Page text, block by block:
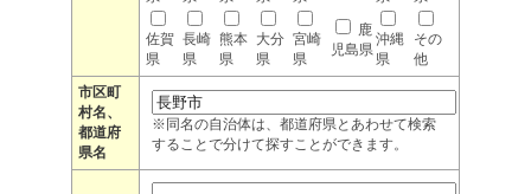
佐賀
県
長崎
県
熊本
県
大分
県
宮崎
県
鹿
児島県
沖縄
県
その
他
市区町
村名、
都道府
県名
※同名の自治体は、都道府県とあわせて検索
することで分けて探すことができます。